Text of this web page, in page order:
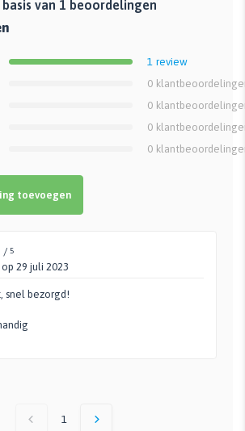
van 1 beoordelingen
1 review
0
0
0
0
toevoegen
/ 5
op 29 juli 2023
snel bezorgd!
1